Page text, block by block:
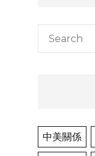
Search
中美關係